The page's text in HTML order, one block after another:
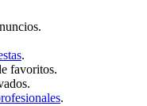
.
favoritos.
.